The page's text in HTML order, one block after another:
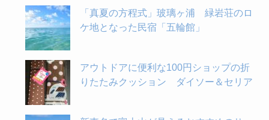
「真夏の方程式」玻璃ヶ浦 緑岩荘のロ
ケ地となった民宿「五輪館」
アウトドアに便利な100円ショップの折
りたたみクッション ダイソー＆セリア